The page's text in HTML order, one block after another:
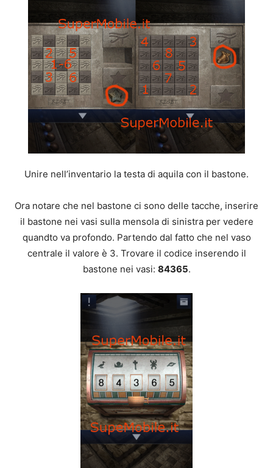
Unire nell’inventario la testa di aquila con il bastone.
Ora notare che nel bastone ci sono delle tacche, inserire
il bastone nei vasi sulla mensola di sinistra per vedere
quandto va profondo. Partendo dal fatto che nel vaso
centrale il valore è 3. Trovare il codice inserendo il
bastone nei vasi: 84365.